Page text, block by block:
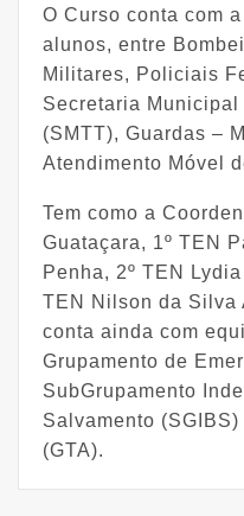
O Curso conta com
alunos, entre
Militares, Policiais
Secretaria
(SMTT), Guardas –
Atendimento Móvel
Tem como a
Guataçara, 1º TEN
Penha, 2º TEN
TEN Nilson da Silva
conta ainda com
Grupamento de
SubGrupamento
Salvamento
(GTA).